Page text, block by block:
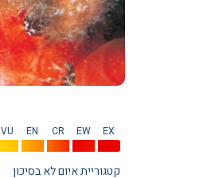
EX
EW
CR
EN
VU
קטגוריית איום לא בסיכון